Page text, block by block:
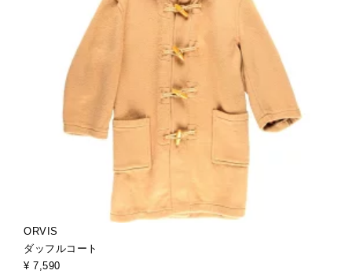
ORVIS
ダッフルコート
¥ 7,590